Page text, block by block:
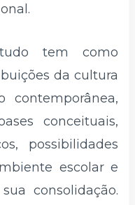
tem como
da cultura
contemporânea,
conceituais,
possibilidades
escolar e
consolidação.